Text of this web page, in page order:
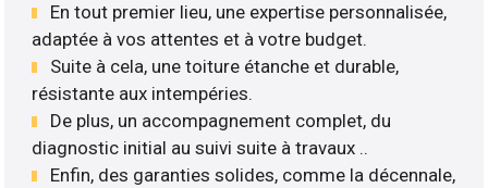
En tout premier lieu, une expertise personnalisée,
adaptée à vos attentes et à votre budget.
Suite à cela, une toiture étanche et durable,
résistante aux intempéries.
De plus, un accompagnement complet, du
diagnostic initial au suivi suite à travaux ..
Enfin, des garanties solides, comme la décennale,